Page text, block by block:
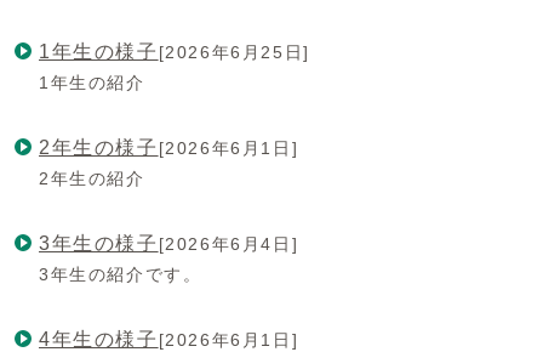
1年生の様子 [2026年6月25日]
1年生の紹介
2年生の様子 [2026年6月1日]
2年生の紹介
3年生の様子 [2026年6月4日]
3年生の紹介です。
4年生の様子 [2026年6月1日]